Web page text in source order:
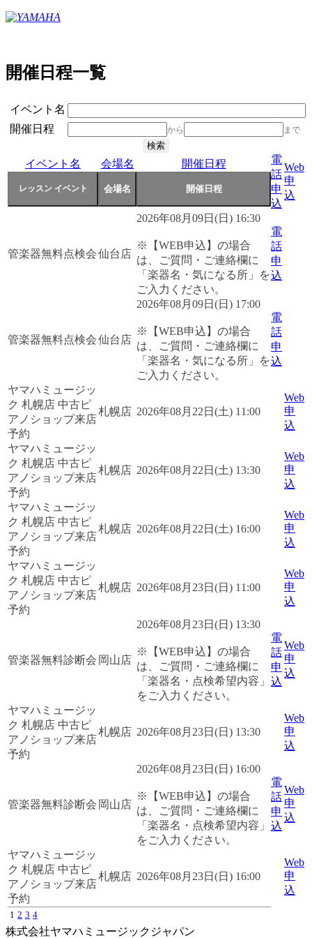
開催日程一覧
イベント名
開催日程
から まで
イベント名 会場名 開催日程
電
話
申
込
Web
申
込
管楽器無料点検会仙台店
2026年08月09日(日) 16:30
※【WEB申込】の場合
は、ご質問・ご連絡欄に
「楽器名・気になる所」を
ご入力ください。
電
話
申
込
管楽器無料点検会仙台店
2026年08月09日(日) 17:00
※【WEB申込】の場合
は、ご質問・ご連絡欄に
「楽器名・気になる所」を
ご入力ください。
電
話
申
込
ヤマハミュージッ
ク 札幌店 中古ピ
アノショップ来店
予約
札幌店 2026年08月22日(土) 11:00
Web
申
込
ヤマハミュージッ
ク 札幌店 中古ピ
アノショップ来店
予約
札幌店 2026年08月22日(土) 13:30
Web
申
込
ヤマハミュージッ
ク 札幌店 中古ピ
アノショップ来店
予約
札幌店 2026年08月22日(土) 16:00
Web
申
込
ヤマハミュージッ
ク 札幌店 中古ピ
アノショップ来店
予約
札幌店 2026年08月23日(日) 11:00
Web
申
込
管楽器無料診断会 岡山店
2026年08月23日(日) 13:30
※【WEB申込】の場合
は、ご質問・ご連絡欄に
「楽器名・点検希望内容」
をご入力ください。
電
話
申
込
Web
申
込
ヤマハミュージッ
ク 札幌店 中古ピ
アノショップ来店
予約
札幌店 2026年08月23日(日) 13:30
Web
申
込
管楽器無料診断会 岡山店
2026年08月23日(日) 16:00
※【WEB申込】の場合
は、ご質問・ご連絡欄に
「楽器名・点検希望内容」
をご入力ください。
電
話
申
込
Web
申
込
ヤマハミュージッ
ク 札幌店 中古ピ
アノショップ来店
予約
札幌店 2026年08月23日(日) 16:00
Web
申
込
1 2 3 4
株式会社ヤマハミュージックジャパン